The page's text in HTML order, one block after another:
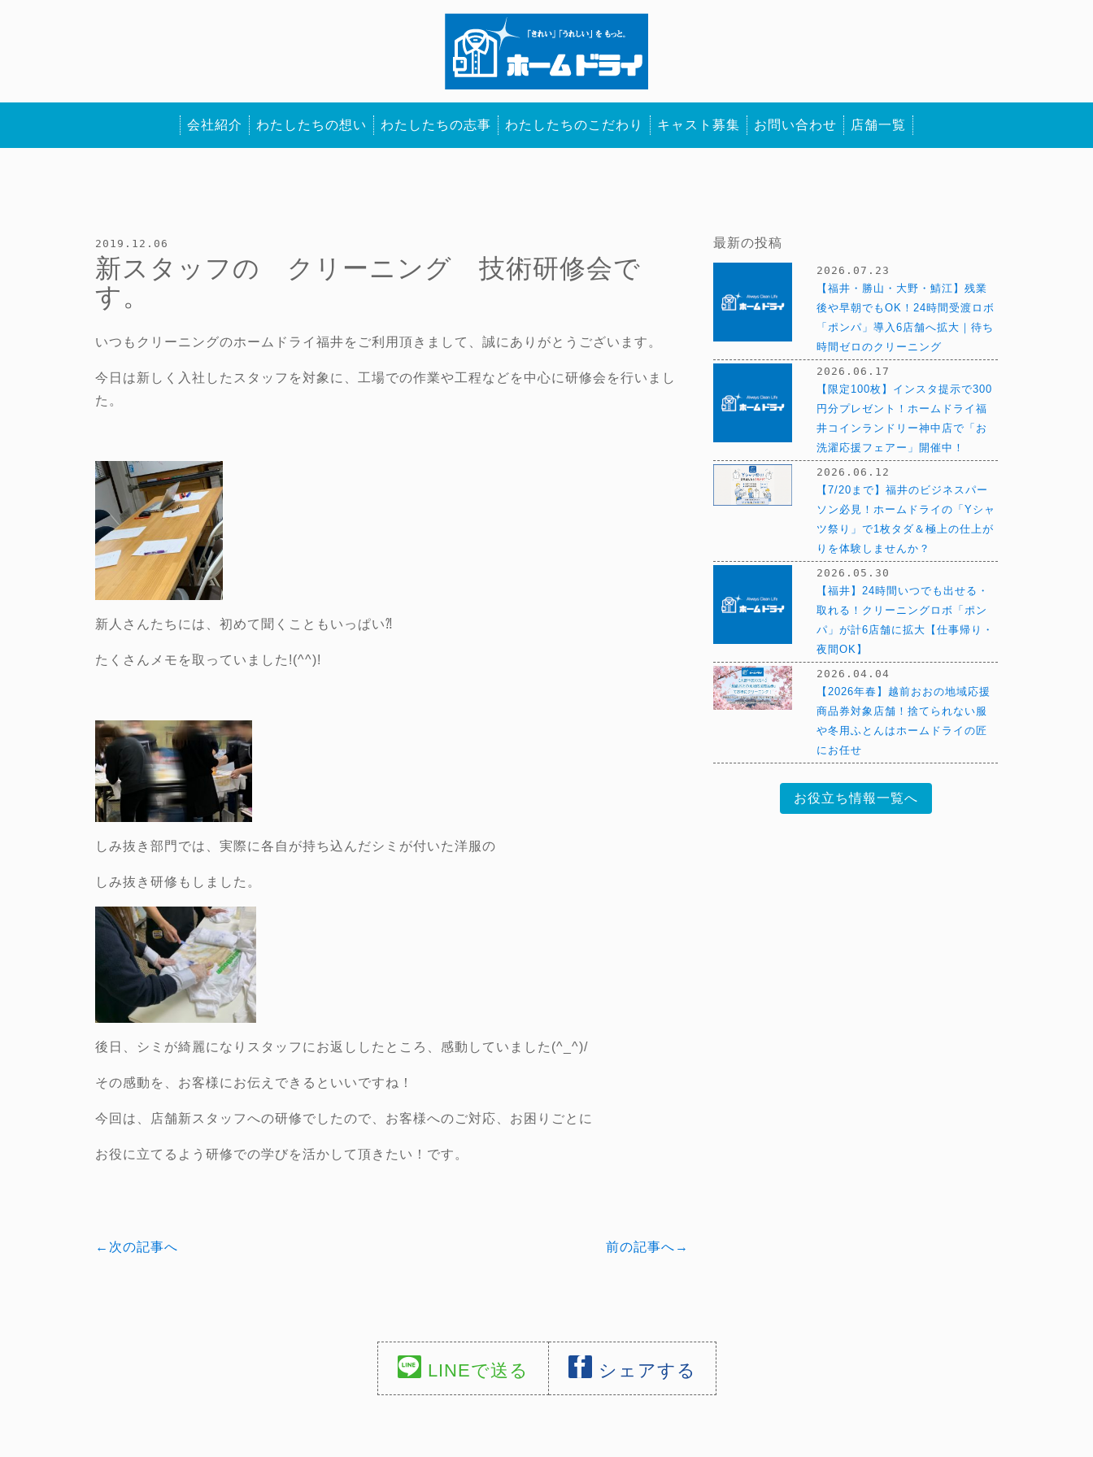
会社紹介 わたしたちの想い わたしたちの志事 わたしたちのこだわり キャスト募集 お問い合わせ 店舗一覧
2019.12.06
新スタッフの クリーニング 技術研修会で
す。
いつもクリーニングのホームドライ福井をご利用頂きまして、誠にありがとうございます。
今日は新しく入社したスタッフを対象に、工場での作業や工程などを中心に研修会を行いまし
た。
新人さんたちには、初めて聞くこともいっぱい⁈
たくさんメモを取っていました!(^^)!
しみ抜き部門では、実際に各自が持ち込んだシミが付いた洋服の
しみ抜き研修もしました。
後日、シミが綺麗になりスタッフにお返ししたところ、感動していました(^_^)/
その感動を、お客様にお伝えできるといいですね！
今回は、店舗新スタッフへの研修でしたので、お客様へのご対応、お困りごとに
お役に立てるよう研修での学びを活かして頂きたい！です。
←次の記事へ 前の記事へ→
最新の投稿
2026.07.23
【福井・勝山・大野・鯖江】残業
後や早朝でもOK！24時間受渡ロボ
「ポンパ」導入6店舗へ拡大｜待ち
時間ゼロのクリーニング
2026.06.17
【限定100枚】インスタ提示で300
円分プレゼント！ホームドライ福
井コインランドリー神中店で「お
洗濯応援フェアー」開催中！
2026.06.12
【7/20まで】福井のビジネスパー
ソン必見！ホームドライの「Yシャ
ツ祭り」で1枚タダ＆極上の仕上が
りを体験しませんか？
2026.05.30
【福井】24時間いつでも出せる・
取れる！クリーニングロボ「ポン
パ」が計6店舗に拡大【仕事帰り・
夜間OK】
2026.04.04
【2026年春】越前おおの地域応援
商品券対象店舗！捨てられない服
や冬用ふとんはホームドライの匠
にお任せ
お役立ち情報一覧へ
LINEで送る シェアする